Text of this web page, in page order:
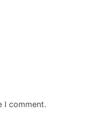
I comment.